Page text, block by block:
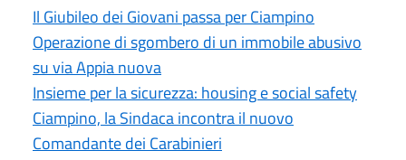
Il Giubileo dei Giovani passa per Ciampino
Operazione di sgombero di un immobile abusivo
su via Appia nuova
Insieme per la sicurezza: housing e social safety
Ciampino, la Sindaca incontra il nuovo
Comandante dei Carabinieri